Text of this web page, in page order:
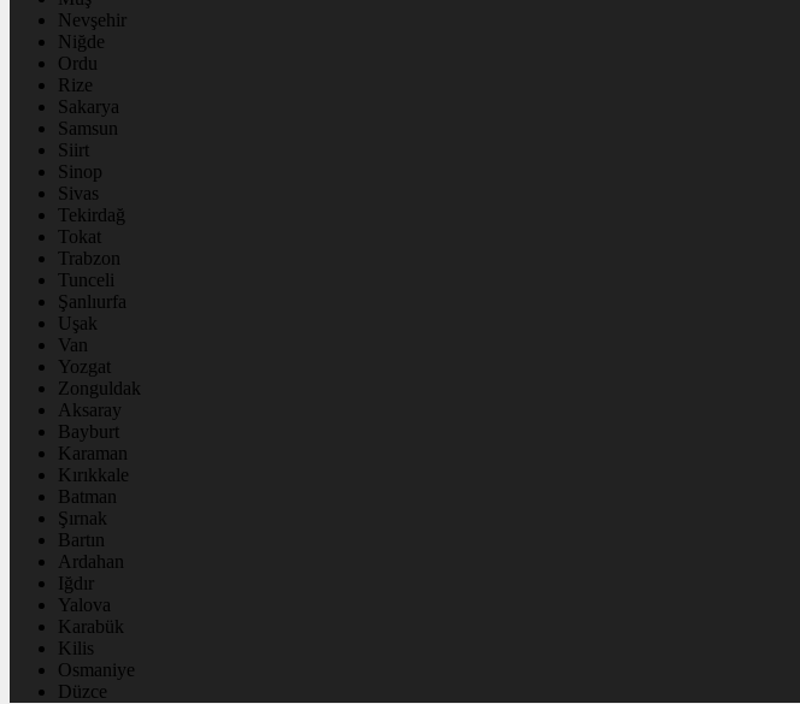
Nevşehir
Niğde
Ordu
Rize
Sakarya
Samsun
Siirt
Sinop
Sivas
Tekirdağ
Tokat
Trabzon
Tunceli
Şanlıurfa
Uşak
Van
Yozgat
Zonguldak
Aksaray
Bayburt
Karaman
Kırıkkale
Batman
Şırnak
Bartın
Ardahan
Iğdır
Yalova
Karabük
Kilis
Osmaniye
Düzce